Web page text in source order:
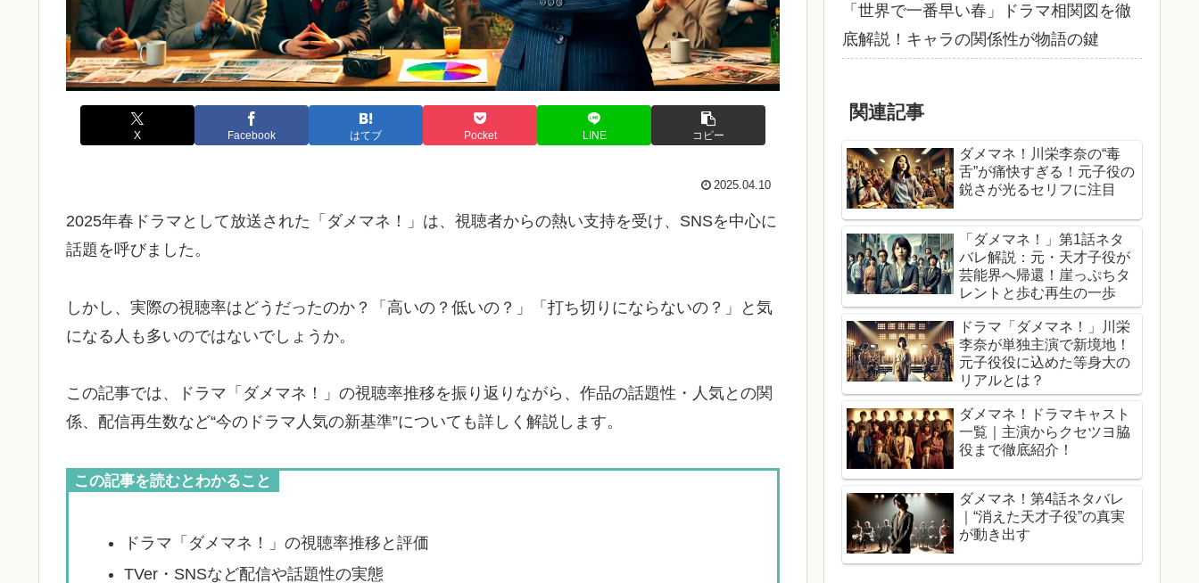
X Facebook はてブ Pocket LINE コピー
2025.04.10
2025年春ドラマとして放送された「ダメマネ！」は、視聴者からの熱い支持を受け、SNSを中心に
話題を呼びました。
しかし、実際の視聴率はどうだったのか？「高いの？低いの？」「打ち切りにならないの？」と気
になる人も多いのではないでしょうか。
この記事では、ドラマ「ダメマネ！」の視聴率推移を振り返りながら、作品の話題性・人気との関
係、配信再生数など“今のドラマ人気の新基準”についても詳しく解説します。
この記事を読むとわかること
ドラマ「ダメマネ！」の視聴率推移と評価
TVer・SNSなど配信や話題性の実態
「世界で一番早い春」ドラマ相関図を徹
底解説！キャラの関係性が物語の鍵
関連記事
ダメマネ！川栄李奈の“毒
舌”が痛快すぎる！元子役の
鋭さが光るセリフに注目
「ダメマネ！」第1話ネタ
バレ解説：元・天才子役が
芸能界へ帰還！崖っぷちタ
レントと歩む再生の一歩
ドラマ「ダメマネ！」川栄
李奈が単独主演で新境地！
元子役役に込めた等身大の
リアルとは？
ダメマネ！ドラマキャスト
一覧｜主演からクセツヨ脇
役まで徹底紹介！
ダメマネ！第4話ネタバレ
｜“消えた天才子役”の真実
が動き出す